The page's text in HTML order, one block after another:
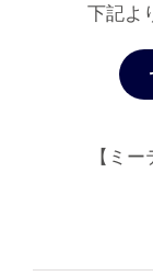
下記よ
【ミ